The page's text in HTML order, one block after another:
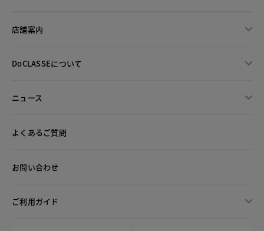
店舗案内
DoCLASSEについて
ニュース
よくあるご質問
お問い合わせ
ご利用ガイド